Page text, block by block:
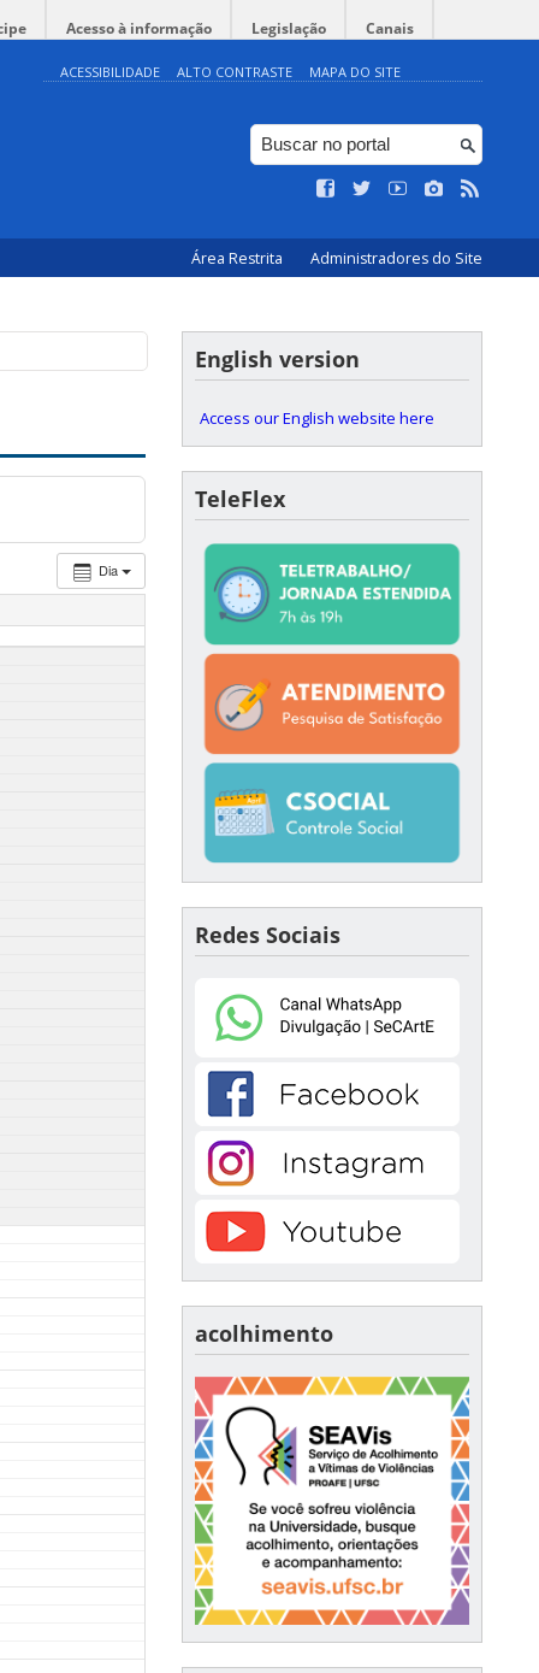
Acesso à informação Legislação Canais
ACESSIBILIDADE ALTO CONTRASTE MAPA DO SITE
Área Restrita Administradores do Site
Dia
English version
Access our English website here
TeleFlex
Redes Sociais
acolhimento